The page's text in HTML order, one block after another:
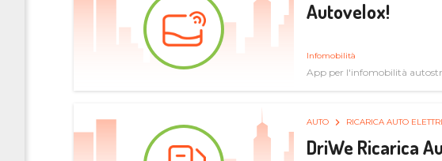
Autovelox!
Infomobilità
App per l'infomobilità
AUTO RICARICA AUTO
DriWe Ricarica